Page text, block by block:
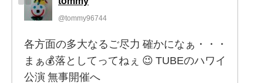
@tommy96744
各方面の多大なるご尽力 確かになぁ・・・
まぁ💰落としてってねぇ 😉 TUBEのハワイ
公演 無事開催へ